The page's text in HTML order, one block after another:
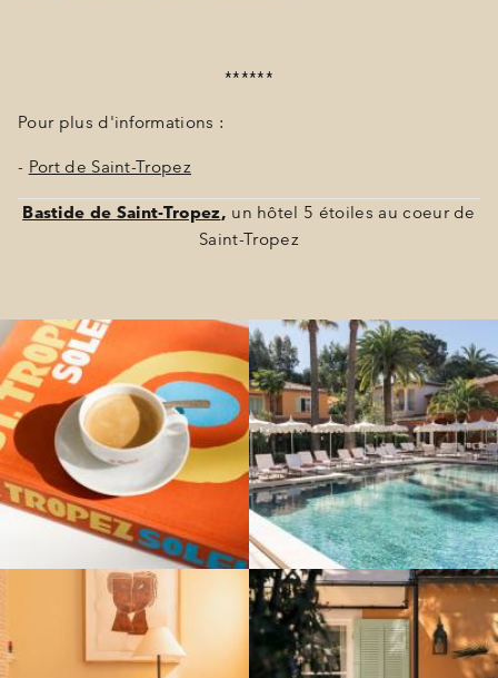
******
Pour plus d'informations :
- Port de Saint-Tropez
Bastide de Saint-Tropez, un hôtel 5 étoiles au coeur de
Saint-Tropez